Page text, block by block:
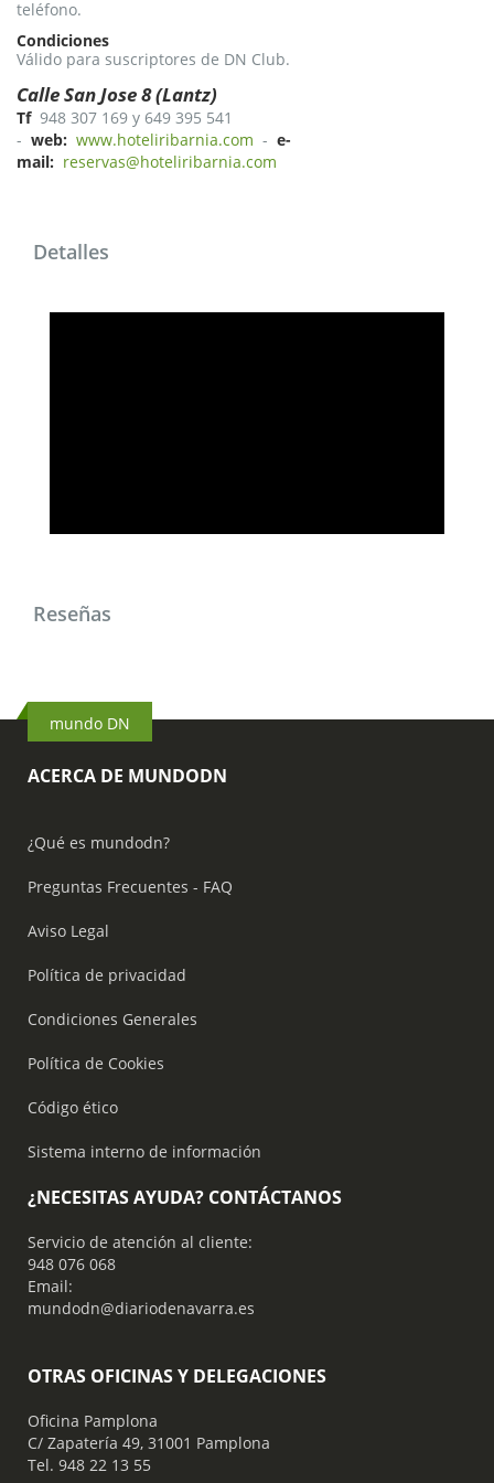
teléfono.
Condiciones
Válido para suscriptores de DN Club.
Calle San Jose 8 (Lantz)
Tf 948 307 169 y 649 395 541
- web: www.hoteliribarnia.com - e-
mail: reservas@hoteliribarnia.com
Detalles
Reseñas
mundo DN
ACERCA DE MUNDODN
¿Qué es mundodn?
Preguntas Frecuentes - FAQ
Aviso Legal
Política de privacidad
Condiciones Generales
Política de Cookies
Código ético
Sistema interno de información
¿NECESITAS AYUDA? CONTÁCTANOS
Servicio de atención al cliente:
948 076 068
Email:
mundodn@diariodenavarra.es
OTRAS OFICINAS Y DELEGACIONES
Oficina Pamplona
C/ Zapatería 49, 31001 Pamplona
Tel. 948 22 13 55